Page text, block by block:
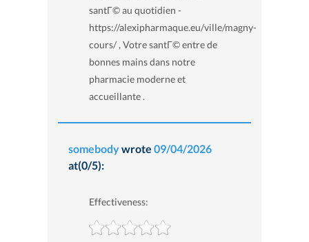
santГ© au quotidien -
https://alexipharmaque.eu/ville/magny-
cours/ , Votre santГ© entre de
bonnes mains dans notre
pharmacie moderne et
accueillante .
somebodywrote 09/04/2026
at(0/5):
Effectiveness: